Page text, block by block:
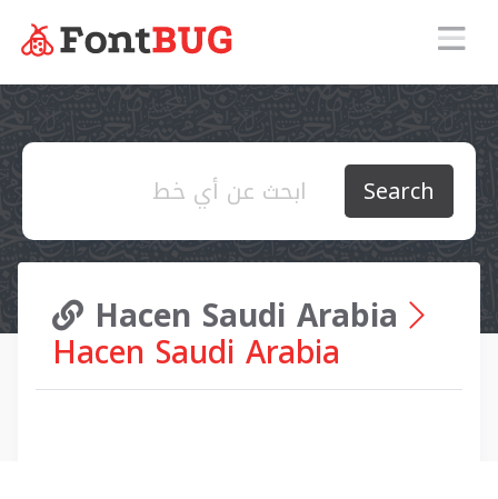
Search
Hacen Saudi Arabia
Hacen Saudi Arabia